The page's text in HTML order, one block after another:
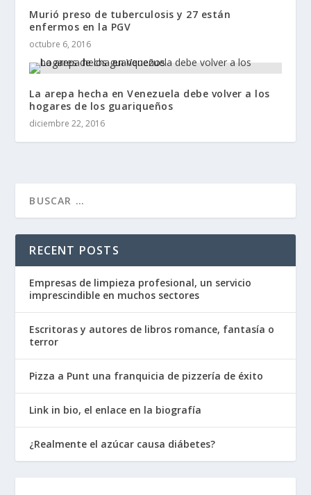
Murió preso de tuberculosis y 27 están
enfermos en la PGV
octubre 6, 2016
La arepa hecha en Venezuela debe volver a los
hogares de los guariqueños
diciembre 22, 2016
RECENT POSTS
Empresas de limpieza profesional, un servicio
imprescindible en muchos sectores
Escritoras y autores de libros romance, fantasía o
terror
Pizza a Punt una franquicia de pizzería de éxito
Link in bio, el enlace en la biografía
¿Realmente el azúcar causa diábetes?